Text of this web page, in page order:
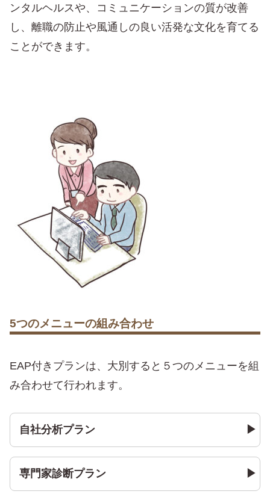
ンタルヘルスや、コミュニケーションの質が改善
し、離職の防止や風通しの良い活発な文化を育てる
ことができます。
5つのメニューの組み合わせ
EAP付きプランは、大別すると５つのメニューを組
み合わせて行われます。
自社分析プラン
専門家診断プラン